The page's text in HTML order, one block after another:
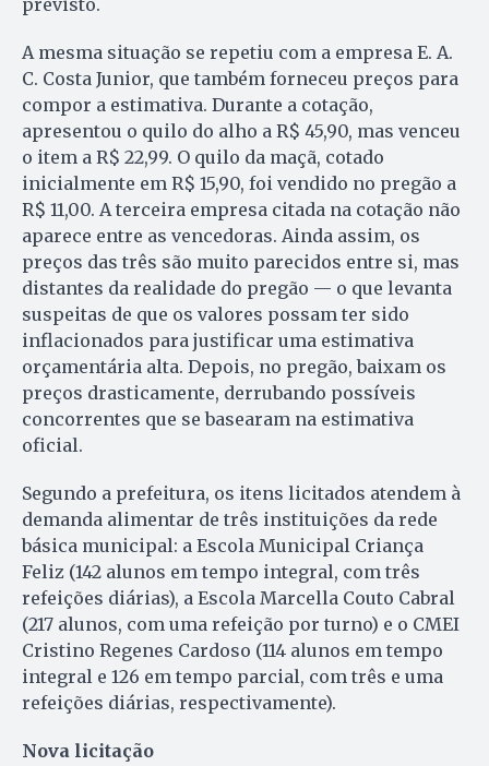
A mesma situação se repetiu com a empresa E. A.
C. Costa Junior, que também forneceu preços para
compor a estimativa. Durante a cotação,
apresentou o quilo do alho a R$ 45,90, mas venceu
o item a R$ 22,99. O quilo da maçã, cotado
inicialmente em R$ 15,90, foi vendido no pregão a
R$ 11,00. A terceira empresa citada na cotação não
aparece entre as vencedoras. Ainda assim, os
preços das três são muito parecidos entre si, mas
distantes da realidade do pregão — o que levanta
suspeitas de que os valores possam ter sido
inflacionados para justificar uma estimativa
orçamentária alta. Depois, no pregão, baixam os
preços drasticamente, derrubando possíveis
concorrentes que se basearam na estimativa
oficial.
Segundo a prefeitura, os itens licitados atendem à
demanda alimentar de três instituições da rede
básica municipal: a Escola Municipal Criança
Feliz (142 alunos em tempo integral, com três
refeições diárias), a Escola Marcella Couto Cabral
(217 alunos, com uma refeição por turno) e o CMEI
Cristino Regenes Cardoso (114 alunos em tempo
integral e 126 em tempo parcial, com três e uma
refeições diárias, respectivamente).
Nova licitação